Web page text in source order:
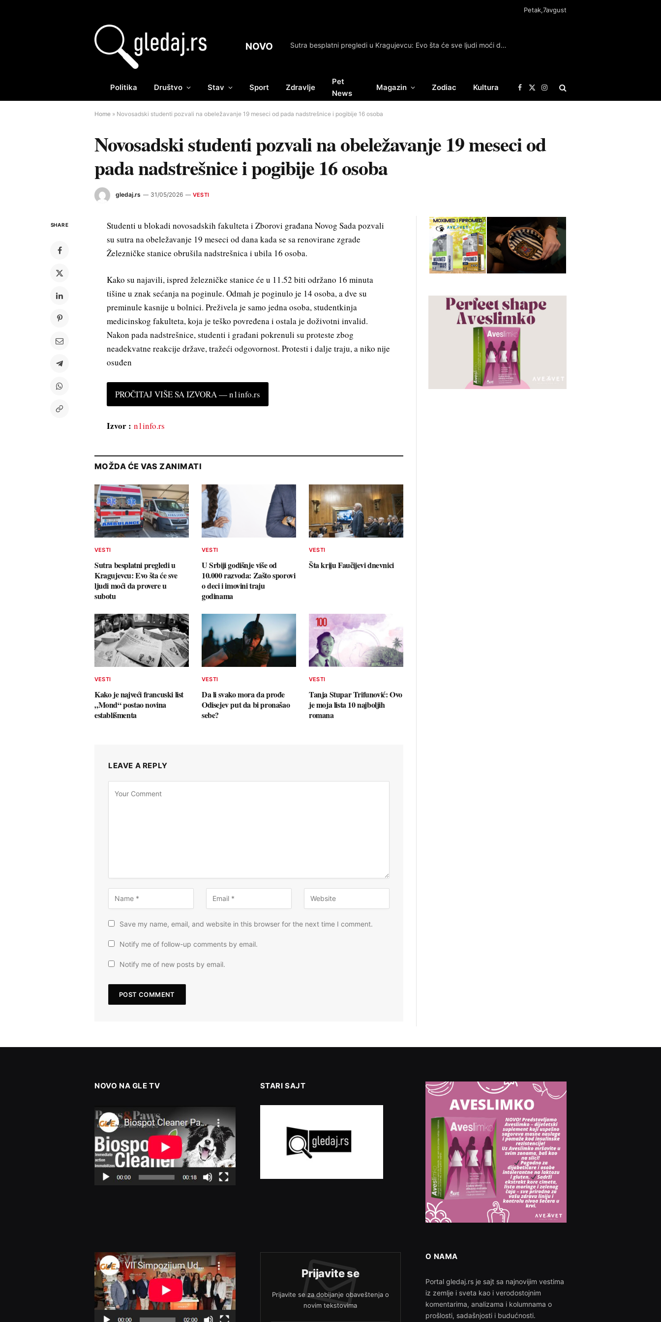
Petak,7avgust
NOVO Sutra besplatni pregledi u Kragujevcu: Evo šta će sve ljudi moći da provere u subotu
Politika Društvo Stav Sport Zdravlje
Pet
News
Magazin Zodiac Kultura Facebook
X
(Twitter)
Instagram
Home » Novosadski studenti pozvali na obeležavanje 19 meseci od pada nadstrešnice i pogibije 16 osoba
Novosadski studenti pozvali na obeležavanje 19 meseci od
pada nadstrešnice i pogibije 16 osoba
gledaj.rs 31/05/2026 VESTI
SHARE
Studenti u blokadi novosadskih fakulteta i Zborovi građana Novog Sada pozvali
su sutra na obeležavanje 19 meseci od dana kada se sa renovirane zgrade
Železničke stanice obrušila nadstrešnica i ubila 16 osoba.
Kako su najavili, ispred železničke stanice će u 11.52 biti održano 16 minuta
tišine u znak sećanja na poginule. Odmah je poginulo je 14 osoba, a dve su
preminule kasnije u bolnici. Preživela je samo jedna osoba, studentkinja
medicinskog fakulteta, koja je teško povređena i ostala je doživotni invalid.
Nakon pada nadstrešnice, studenti i građani pokrenuli su proteste zbog
neadekvatne reakcije države, tražeći odgovornost. Protesti i dalje traju, a niko nije
osuđen
PROČITAJ VIŠE SA IZVORA — n1info.rs
Izvor : n1info.rs
MOŽDA ĆE VAS ZANIMATI
VESTI
Sutra besplatni pregledi u
Kragujevcu: Evo šta će sve
ljudi moći da provere u
subotu
VESTI
U Srbiji godišnje više od
10.000 razvoda: Zašto sporovi
o deci i imovini traju
godinama
VESTI
Šta kriju Faučijevi dnevnici
VESTI
Kako je najveći francuski list
„Mond“ postao novina
establišmenta
VESTI
Da li svako mora da prođe
Odisejev put da bi pronašao
sebe?
VESTI
Tanja Stupar Trifunović: Ovo
je moja lista 10 najboljih
romana
LEAVE A REPLY
Save my name, email, and website in this browser for the next time I comment.
Notify me of follow-up comments by email.
Notify me of new posts by email.
NOVO NA GLE TV STARI SAJT
Prijavite se
Prijavite se za dobijanje obaveštenja o
novim tekstovima
O NAMA
Portal gledaj.rs je sajt sa najnovijim vestima
iz zemlje i sveta kao i verodostojnim
komentarima, analizama i kolumnama o
prošlosti, sadašnjosti i budućnosti.